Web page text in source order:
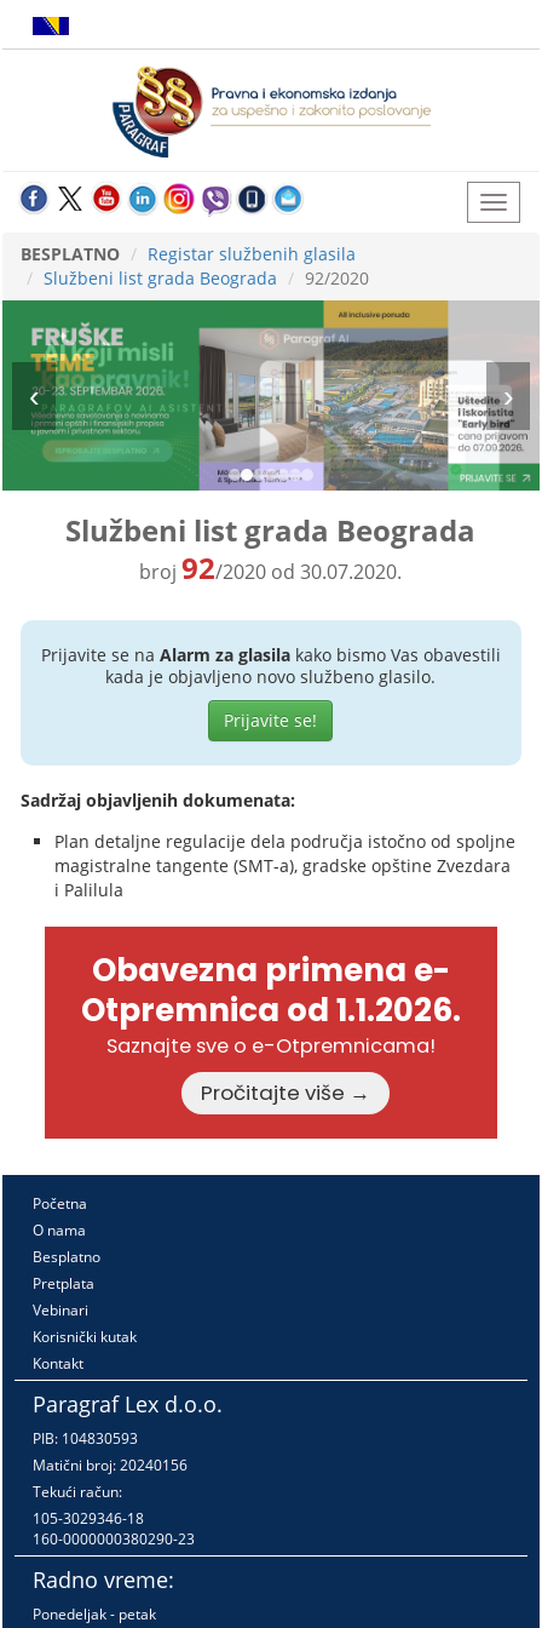
BESPLATNO
Registar službenih glasila
Službeni list grada Beograda
92/2020
Službeni list grada Beograda
broj92/2020 od 30.07.2020.
Prijavite se na Alarm za glasilakako bismo Vas obavestili
kada je objavljeno novo službeno glasilo.
Prijavite se!
Sadržaj objavljenih dokumenata:
Plan detaljne regulacije dela područja istočno od spoljne
magistralne tangente (SMT-a), gradske opštine Zvezdara
i Palilula
Obavezna primena e-
Otpremnica od 1.1.2026.
Saznajte sve o e-Otpremnicama!
Pročitajte više →
Početna
O nama
Besplatno
Pretplata
Vebinari
Korisnički kutak
Kontakt
Paragraf Lex d.o.o.
PIB: 104830593
Matični broj: 20240156
Tekući račun:
105-3029346-18
160-0000000380290-23
Radno vreme:
Ponedeljak - petak